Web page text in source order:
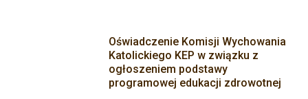
Oświadczenie Komisji Wychowania
Katolickiego KEP w związku z
ogłoszeniem podstawy
programowej edukacji zdrowotnej